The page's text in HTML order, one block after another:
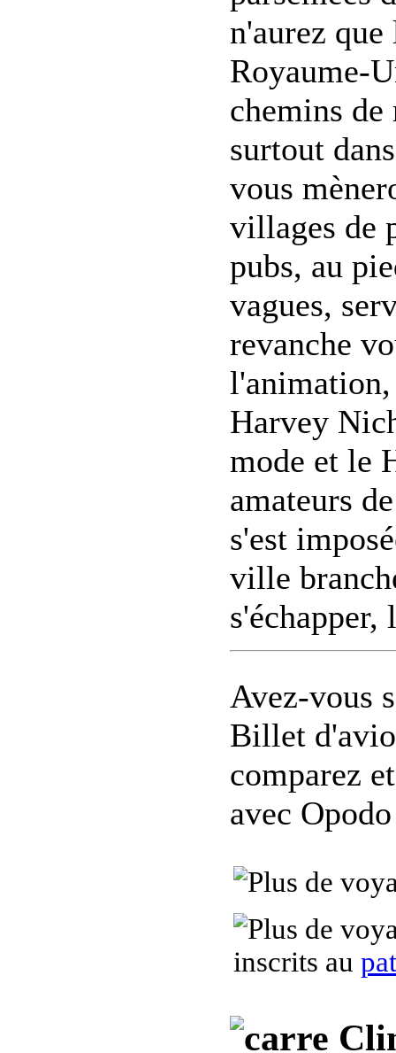
n'aurez
Royaume-
chemins de
surtout
vous
villages de
pubs, au
vagues,
revanche
Harvey
mode et le
amateurs
s'est
ville
s'échapper,
Avez-vous
Billet
comparez
avec Opodo
inscrits au